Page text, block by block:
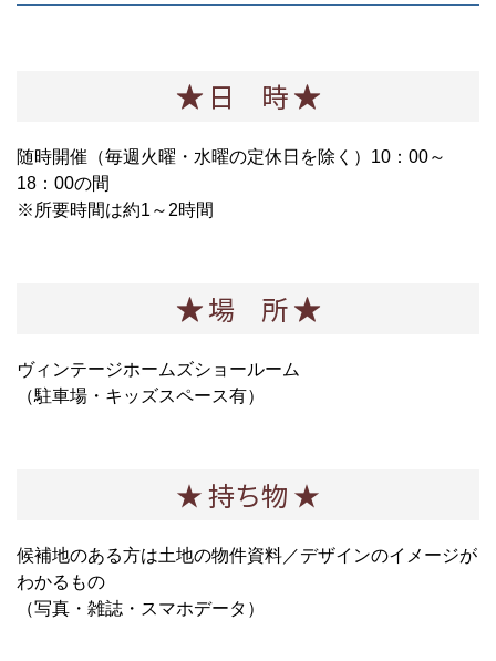
★ 日 時★
随時開催（毎週火曜・水曜の定休日を除く）10：00～
18：00の間
※所要時間は約1～2時間
★場 所★
ヴィンテージホームズショールーム
（駐車場・キッズスペース有）
★ 持ち物 ★
候補地のある方は土地の物件資料／デザインのイメージが
わかるもの
（写真・雑誌・スマホデータ）